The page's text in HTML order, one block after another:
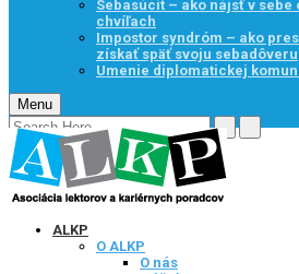
Sebasúcit – ako nájsť v
chvíľach
Impostor syndróm – ako
získať späť svoju sebadôveru
Umenie diplomatickej
Menu
ALKP
O ALKP
O nás